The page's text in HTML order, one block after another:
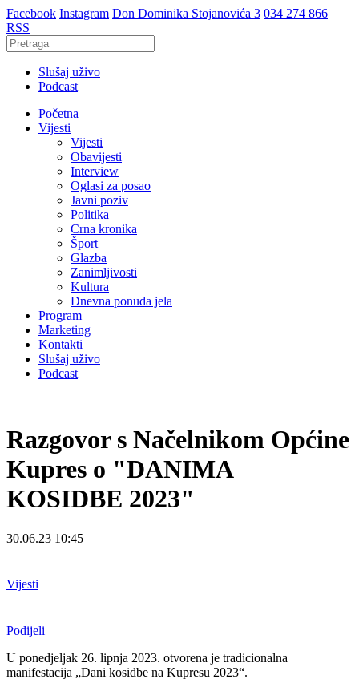
Facebook Instagram Don Dominika Stojanovića 3 034 274 866
RSS
Slušaj uživo
Podcast
Početna
Vijesti
Vijesti
Obavijesti
Interview
Oglasi za posao
Javni poziv
Politika
Crna kronika
Šport
Glazba
Zanimljivosti
Kultura
Dnevna ponuda jela
Program
Marketing
Kontakti
Slušaj uživo
Podcast
Razgovor s Načelnikom Općine
Kupres o "DANIMA
KOSIDBE 2023"
30.06.23 10:45
Vijesti
Podijeli
U ponedjeljak 26. lipnja 2023. otvorena je tradicionalna
manifestacija „Dani kosidbe na Kupresu 2023“.